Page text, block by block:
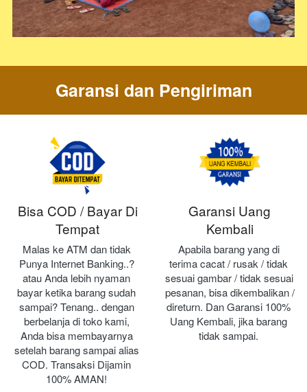
Garansi dan Pengiriman
Bisa COD / Bayar Di
Tempat
Malas ke ATM dan tidak
Punya Internet Banking..?
atau Anda lebih nyaman
bayar ketika barang sudah
sampai? Tenang.. dengan
berbelanja di toko kami,
Anda bisa membayarnya
setelah barang sampai alias
COD. Transaksi Dijamin
100% AMAN!
Garansi Uang
Kembali
Apabila barang yang di
terima cacat / rusak / tidak
sesuai gambar / tidak sesuai
pesanan, bisa dikembalikan /
direturn. Dan Garansi 100%
Uang Kembali, jika barang
tidak sampai.